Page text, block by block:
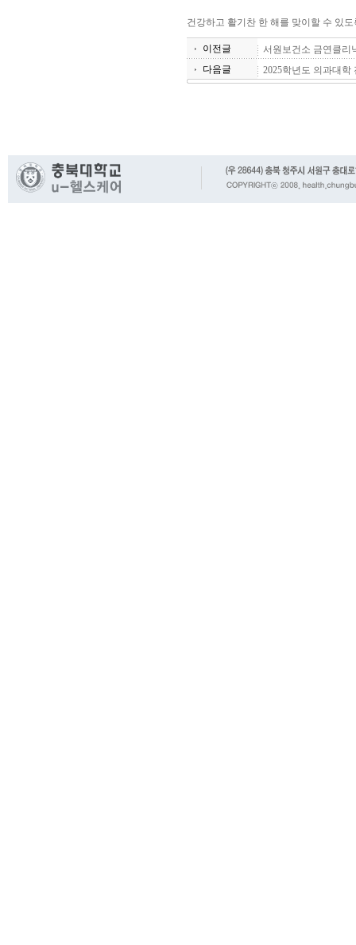
건강하고 활기찬 한 해를 맞이할 수 있
이전글
서원보건소 금연클리
다음글
2025학년도 의과대학